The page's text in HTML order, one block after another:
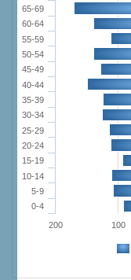
0-4
5-9
10-14
15-19
20-24
25-29
30-34
35-39
40-44
45-49
50-54
55-59
60-64
65-69
200 100